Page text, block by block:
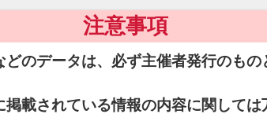
注意事項
のデータは、必ず主催者発行のもの
載されている情報の内容に関しては